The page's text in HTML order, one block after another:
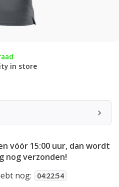
in store
vóór 15:00 uur, dan wordt
nog verzonden!
nog: 04:22:54